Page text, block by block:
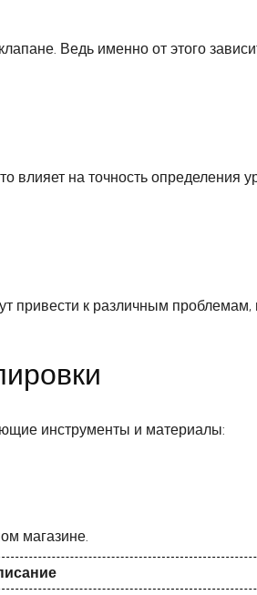
Ведь именно от этого
на точность определения
привести к различным проблемам,
инструменты и материалы:
магазине.